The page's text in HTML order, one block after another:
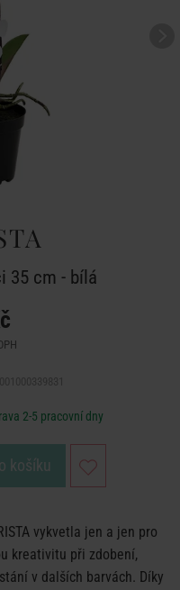
35 cm - bílá
2-5 pracovní dny
košíku
vykvetla jen a jen pro
kreativitu při zdobení,
v dalších barvách. Díky